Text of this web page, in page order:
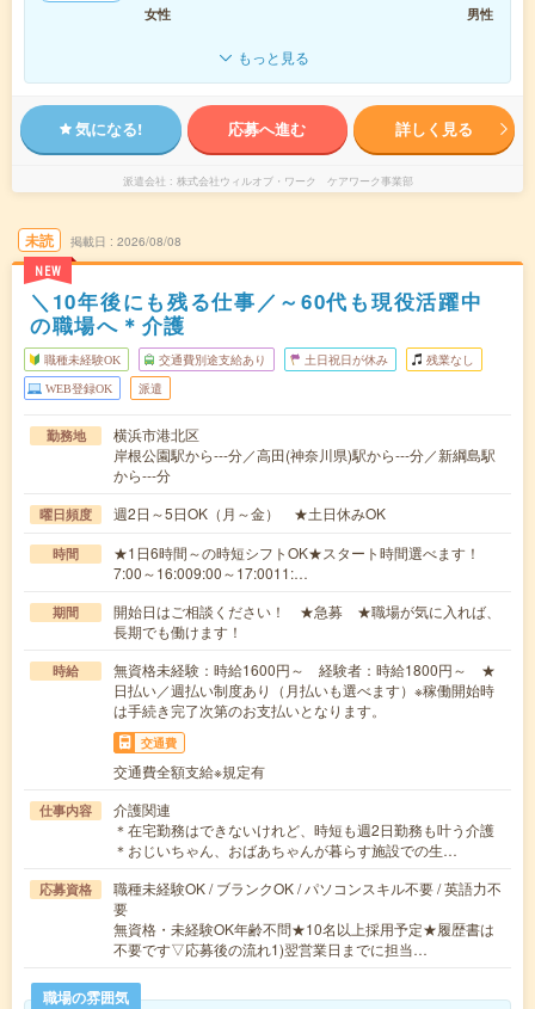
女性
男性
もっと見る
気になる! 応募へ進む 詳しく見る
派遣会社 株式会社ウィルオブ・ワーク ケアワーク事業部
未読
NEW
掲載日 2026/08/08
＼10年後にも残る仕事／～60代も現役活躍中
の職場へ＊介護
職種未経験OK 交通費別途支給あり 土日祝日が休み 残業なし
WEB登録OK 派遣
勤務地
横浜市港北区
岸根公園駅から---分／高田(神奈川県)駅から---分／新綱島駅
から---分
曜日頻度 週2日～5日OK（月～金） ★土日休みOK
時間
★1日6時間～の時短シフトOK★スタート時間選べます！
7:00～16:009:00～17:0011:…
期間
開始日はご相談ください！ ★急募 ★職場が気に入れば、
長期でも働けます！
時給
無資格未経験：時給1600円～ 経験者：時給1800円～ ★
日払い／週払い制度あり（月払いも選べます）※稼働開始時
は手続き完了次第のお支払いとなります。
交通費
交通費全額支給※規定有
仕事内容
介護関連
＊在宅勤務はできないけれど、時短も週2日勤務も叶う介護
＊おじいちゃん、おばあちゃんが暮らす施設での生…
応募資格
職種未経験OK / ブランクOK / パソコンスキル不要 / 英語力不
要
無資格・未経験OK年齢不問★10名以上採用予定★履歴書は
不要です▽応募後の流れ1)翌営業日までに担当…
職場の雰囲気